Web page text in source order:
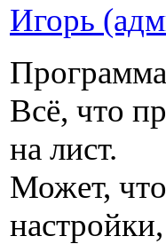
Игорь
Всё, что
на лист.
Может,